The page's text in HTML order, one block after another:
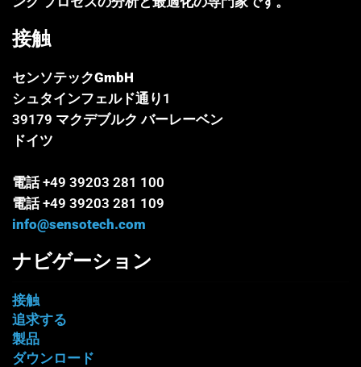
接触
センソテックGmbH
シュタインフェルド通り1
39179 マクデブルク バーレーベン
ドイツ
電話 +49 39203 281 100
電話 +49 39203 281 109
info@sensotech.com
ナビゲーション
接触
追求する
製品
ダウンロード